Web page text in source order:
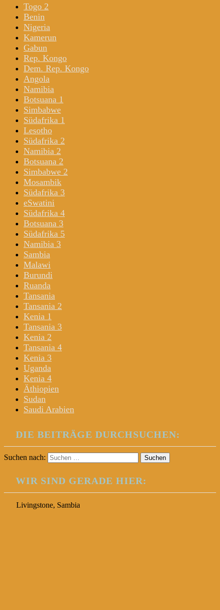
Togo 2
Benin
Nigeria
Kamerun
Gabun
Rep. Kongo
Dem. Rep. Kongo
Angola
Namibia
Botsuana 1
Simbabwe
Südafrika 1
Lesotho
Südafrika 2
Namibia 2
Botsuana 2
Simbabwe 2
Mosambik
Südafrika 3
eSwatini
Südafrika 4
Botsuana 3
Südafrika 5
Namibia 3
Sambia
Malawi
Burundi
Ruanda
Tansania
Tansania 2
Kenia 1
Tansania 3
Kenia 2
Tansania 4
Kenia 3
Uganda
Kenia 4
Äthiopien
Sudan
Saudi Arabien
DIE BEITRÄGE DURCHSUCHEN:
Suchen nach:
WIR SIND GERADE HIER:
Livingstone, Sambia